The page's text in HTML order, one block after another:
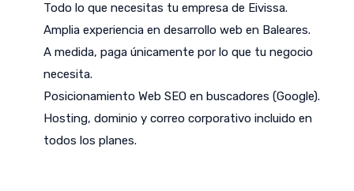
Todo lo que necesitas tu empresa de Eivissa.
Amplia experiencia en desarrollo web en Baleares.
A medida, paga únicamente por lo que tu negocio
necesita.
Posicionamiento Web SEO en buscadores (Google).
Hosting, dominio y correo corporativo incluido en
todos los planes.